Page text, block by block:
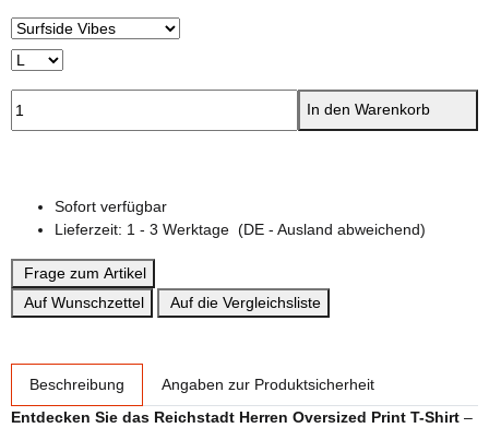
In den Warenkorb
Sofort verfügbar
Lieferzeit: 1 - 3 Werktage (DE - Ausland abweichend)
Frage zum Artikel
Auf Wunschzettel
Auf die Vergleichsliste
Beschreibung
Angaben zur Produktsicherheit
Entdecken Sie das Reichstadt Herren Oversized Print T-Shirt –